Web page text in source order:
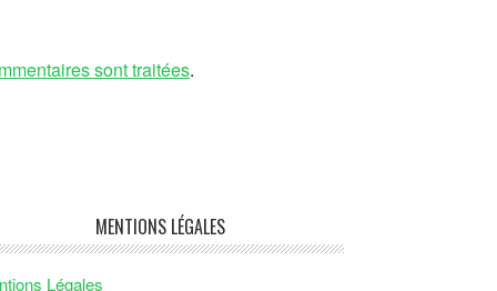
sont traitées.
MENTIONS LÉGALES
Légales